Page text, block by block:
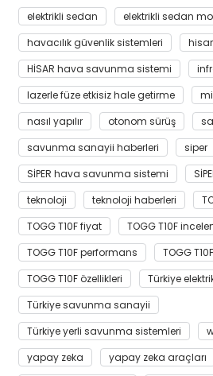
elektrikli sedan
elektrikli sedan
havacılık güvenlik sistemleri
hisar
HİSAR hava savunma sistemi
lazerle füze etkisiz hale getirme
nasıl yapılır
otonom sürüş
savunma sanayii haberleri
siper
SİPER hava savunma sistemi
teknoloji
teknoloji haberleri
TOGG T10F fiyat
TOGG T10F
TOGG T10F performans
TOGG
TOGG T10F özellikleri
Türkiye
Türkiye savunma sanayii
Türkiye yerli savunma sistemleri
yapay zeka
yapay zeka araçları